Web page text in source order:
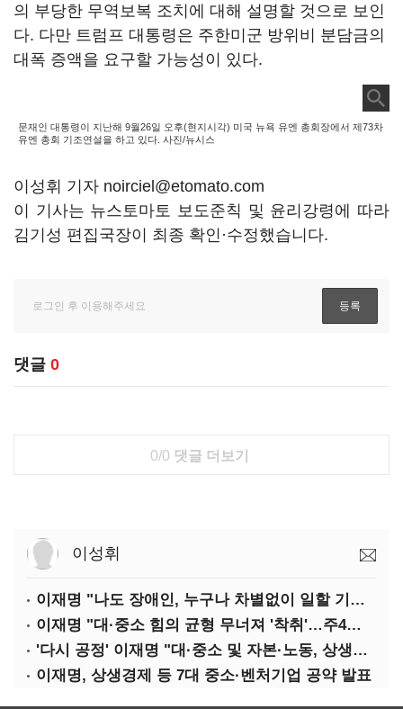
의 부당한 무역보복 조치에 대해 설명할 것으로 보인
다. 다만 트럼프 대통령은 주한미군 방위비 분담금의
대폭 증액을 요구할 가능성이 있다.
문재인 대통령이 지난해 9월26일 오후(현지시각) 미국 뉴욕 유엔 총회장에서 제73차
유엔 총회 기조연설을 하고 있다. 사진/뉴시스
이성휘 기자 noirciel@etomato.com
이 기사는 뉴스토마토 보도준칙 및 윤리강령에 따라
김기성 편집국장이 최종 확인·수정했습니다.
댓글 0
0/0 댓글 더보기
이성휘
이재명 "나도 장애인, 누구나 차별없이 일할 기회 중요"
이재명 "대·중소 힘의 균형 무너져 '착취'…주4일제, 가야할 길"
'다시 공정' 이재명 "대·중소 및 자본·노동, 상생하는 공정한 성장"
이재명, 상생경제 등 7대 중소·벤처기업 공약 발표